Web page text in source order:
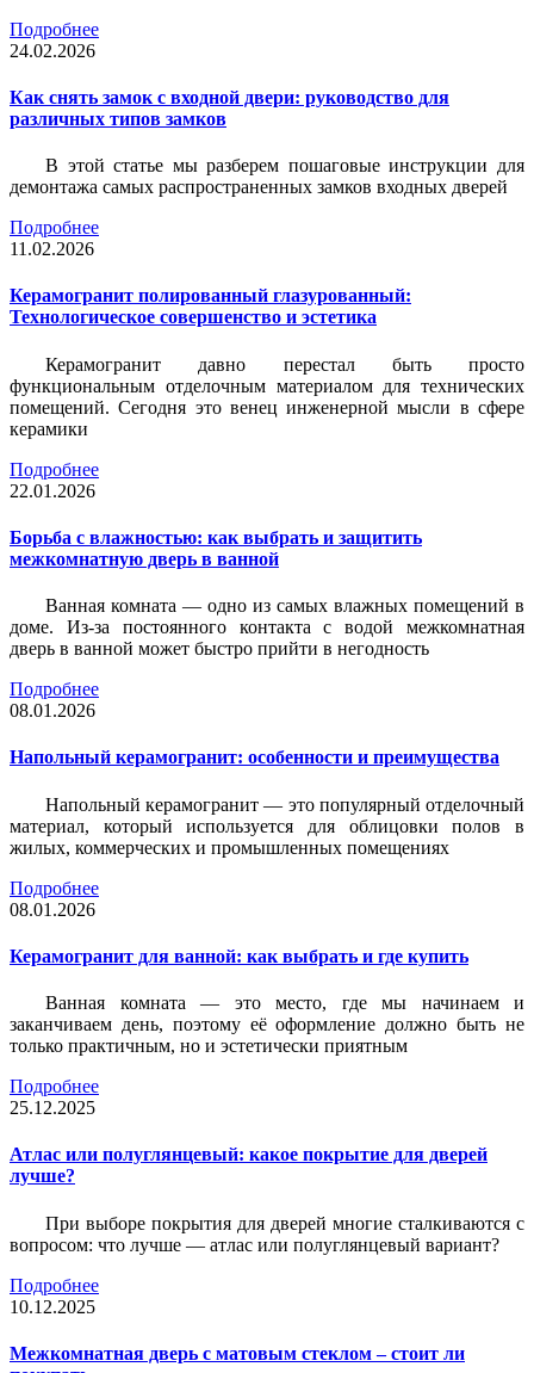
Подробнее
24.02.2026
Как снять замок с входной двери: руководство для
различных типов замков
В этой статье мы разберем пошаговые инструкции для
демонтажа самых распространенных замков входных дверей
Подробнее
11.02.2026
Керамогранит полированный глазурованный:
Технологическое совершенство и эстетика
Керамогранит давно перестал быть просто
функциональным отделочным материалом для технических
помещений. Сегодня это венец инженерной мысли в сфере
керамики
Подробнее
22.01.2026
Борьба с влажностью: как выбрать и защитить
межкомнатную дверь в ванной
Ванная комната — одно из самых влажных помещений в
доме. Из-за постоянного контакта с водой межкомнатная
дверь в ванной может быстро прийти в негодность
Подробнее
08.01.2026
Напольный керамогранит: особенности и преимущества
Напольный керамогранит — это популярный отделочный
материал, который используется для облицовки полов в
жилых, коммерческих и промышленных помещениях
Подробнее
08.01.2026
Керамогранит для ванной: как выбрать и где купить
Ванная комната — это место, где мы начинаем и
заканчиваем день, поэтому её оформление должно быть не
только практичным, но и эстетически приятным
Подробнее
25.12.2025
Атлас или полуглянцевый: какое покрытие для дверей
лучше?
При выборе покрытия для дверей многие сталкиваются с
вопросом: что лучше — атлас или полуглянцевый вариант?
Подробнее
10.12.2025
Межкомнатная дверь с матовым стеклом – стоит ли